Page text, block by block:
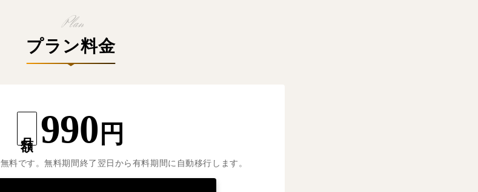
プラン料金
990 円
料です。無料期間終了翌日から有料期間に自動移行します。